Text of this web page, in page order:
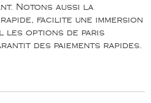
Notons aussi la
facilite une immersion
les options de paris
des paiements rapides.